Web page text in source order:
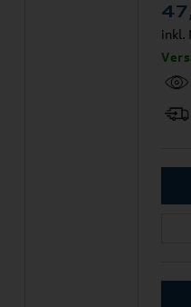
inkl.